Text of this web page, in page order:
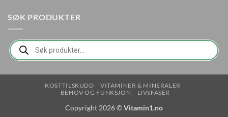
SØK PRODUKTER
Products
search
KOSTTILSKUDD
VITAMINER & MINERALER
BEHOV OG FUNKSJON
LIVSFASER
Copyright 2026 ©Vitamin1.no